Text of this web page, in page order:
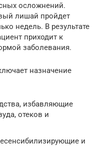
осложнений.
лишай пройдет
недель. В результате
приходит к
заболевания.
назначение
избавляющие
отеков и
и